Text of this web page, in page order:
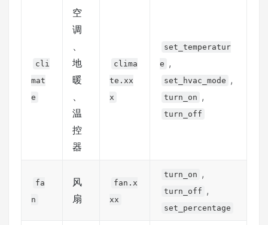
cli
mat
e
空
调
地
暖
温
控
器
clima
te.xx
x
set_temperatur
e
,
set_hvac_mode ,
turn_on ,
turn_off
fa
n
风
扇
fan.x
xx
turn_on ,
turn_off ,
set_percentage